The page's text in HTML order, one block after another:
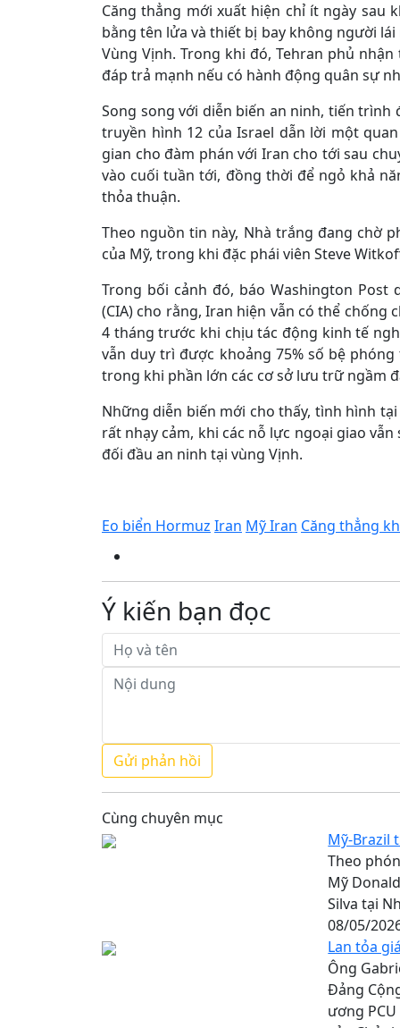
Căng thẳng mới xuất hiện chỉ ít ngày sau
bằng tên lửa và thiết bị bay không người
Vùng Vịnh. Trong khi đó, Tehran phủ
đáp trả mạnh nếu có hành động quân sự
Song song với diễn biến an ninh, tiến
truyền hình 12 của Israel dẫn lời một
gian cho đàm phán với Iran cho tới sau
vào cuối tuần tới, đồng thời để ngỏ khả
thỏa thuận.
Theo nguồn tin này, Nhà trắng đang chờ
của Mỹ, trong khi đặc phái viên Steve
Trong bối cảnh đó, báo Washington
(CIA) cho rằng, Iran hiện vẫn có thể
4 tháng trước khi chịu tác động kinh tế
vẫn duy trì được khoảng 75% số bệ
trong khi phần lớn các cơ sở lưu trữ ngầm
Những diễn biến mới cho thấy, tình hình
rất nhạy cảm, khi các nỗ lực ngoại giao
đối đầu an ninh tại vùng Vịnh.
Eo biển Hormuz Iran Mỹ Iran Căng thẳng
Ý kiến bạn đọc
Cùng chuyên mục
Mỹ-Brazil
Theo
Mỹ
Silva tại
08/05/
Lan tỏa
Ông
Đảng
ương